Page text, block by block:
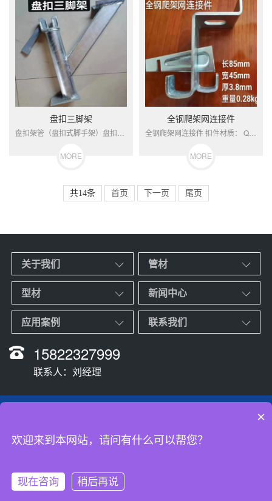
盘扣三脚架
MORE
全钢爬架网连接件
MORE
共14条 首页 下一页 尾页
关于我们 管材
型材 新闻中心
应用案例 联系我们
15822327999
联系人：刘经理
主营：管材<不锈钢管、锅炉管、合金管、方矩管等>、型材<槽钢、扁钢、方
×
欢迎来到本网站，请问有什么可以帮您？
现在咨询 稍后再说